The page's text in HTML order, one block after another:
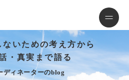
いための考え方から
・真実まで語る
ディネーターのblog